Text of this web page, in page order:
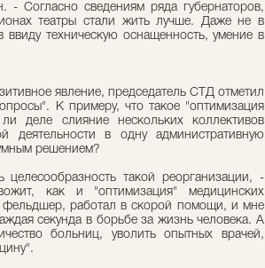
Согласно сведениям ряда губернаторов,
театры стали жить лучше. Даже не в
техническую оснащенность, умение в
явление, председатель СТД отметил
К примеру, что такое "оптимизация
деле слияние нескольких коллективов
деятельности в одну административную
решением?
целесообразность такой реорганизации, -
как и "оптимизация" медицинских
работал в скорой помощи, и мне
секунда в борьбе за жизнь человека. А
больниц, уволить опытных врачей,